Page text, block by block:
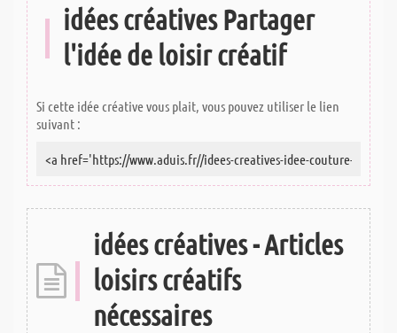
idées créatives Partager
l'idée de loisir créatif
Si cette idée créative vous plait, vous pouvez utiliser le lien
suivant :
idées créatives - Articles
loisirs créatifs
nécessaires